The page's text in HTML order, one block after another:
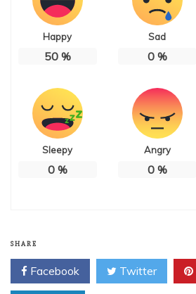
Happy
50%
Sad
0%
Sleepy
0%
Angry
0%
SHARE
Facebook Twitter